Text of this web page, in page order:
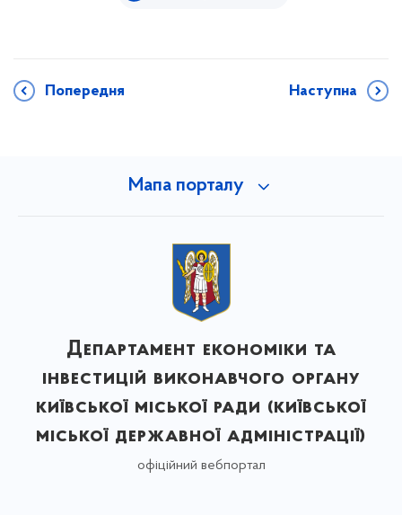
Попередня Наступна
Мапа порталу
Департамент економіки та
інвестицій виконавчого органу
київської міської ради (київської
міської державної адміністрації)
офіційний вебпортал